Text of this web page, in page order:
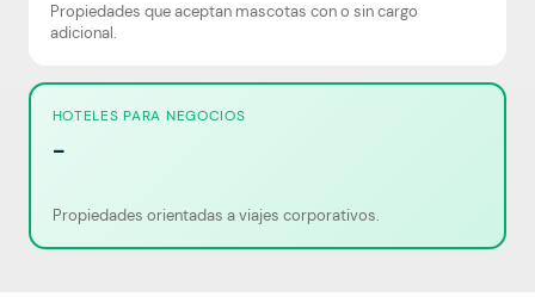
Propiedades que aceptan mascotas con o sin cargo
adicional.
HOTELES PARA NEGOCIOS
-
Propiedades orientadas a viajes corporativos.